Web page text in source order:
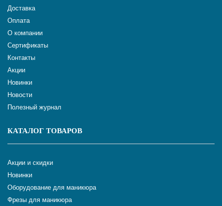
Доставка
Оплата
О компании
Сертификаты
Контакты
Акции
Новинки
Новости
Полезный журнал
КАТАЛОГ ТОВАРОВ
Акции и скидки
Новинки
Оборудование для маникюра
Фрезы для маникюра